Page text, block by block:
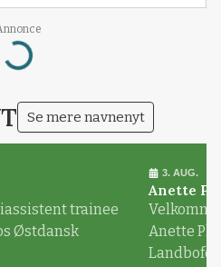
Se mere navnenyt
trainee
Østdansk
3. AUG.
Anette
Anette